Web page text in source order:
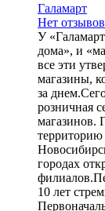
Галамарт
Нет отзывов
У
дома», и
все эти
магазины,
за
розничная
магазинов.
городах
10 лет